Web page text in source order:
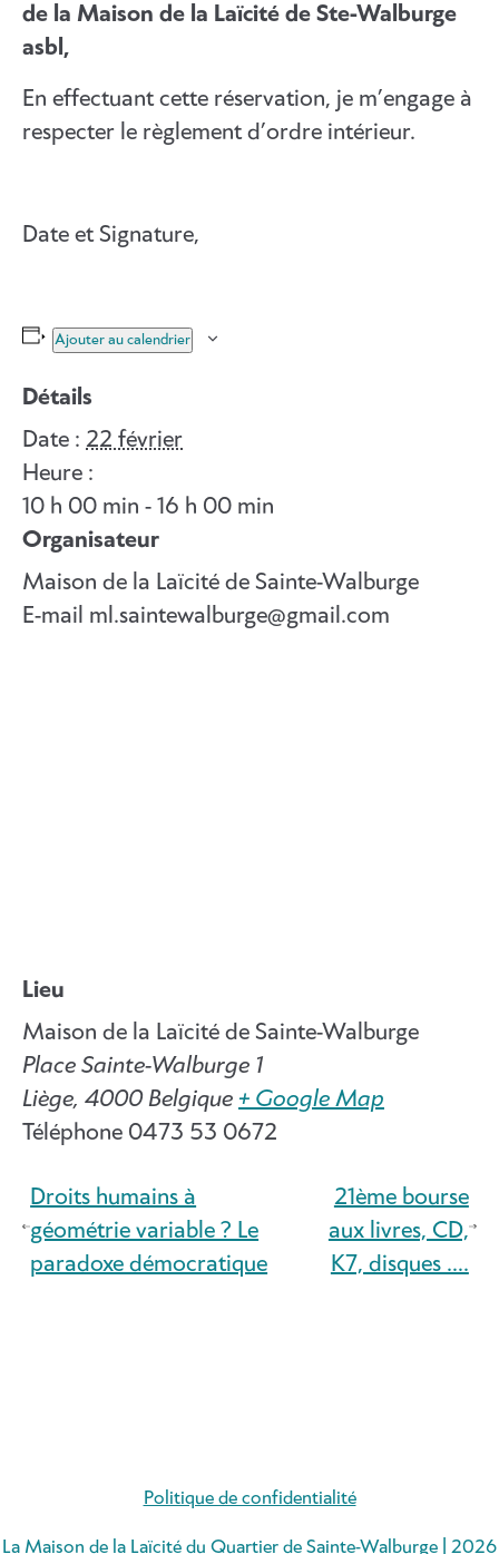
de la Maison de la Laïcité de Ste-Walburge
asbl,
En effectuant cette réservation, je m’engage à
respecter le règlement d’ordre intérieur.
Date et Signature,
Ajouter au calendrier
Détails
Date : 22 février
Heure :
10 h 00 min - 16 h 00 min
Organisateur
Maison de la Laïcité de Sainte-Walburge
E-mail ml.saintewalburge@gmail.com
Lieu
Maison de la Laïcité de Sainte-Walburge
Place Sainte-Walburge 1
Liège, 4000 Belgique + Google Map
Téléphone 0473 53 0672
Droits humains à
géométrie variable ? Le
paradoxe démocratique
21ème bourse
aux livres, CD,
K7, disques ….
Politique de confidentialité
La Maison de la Laïcité du Quartier de Sainte-Walburge | 2026